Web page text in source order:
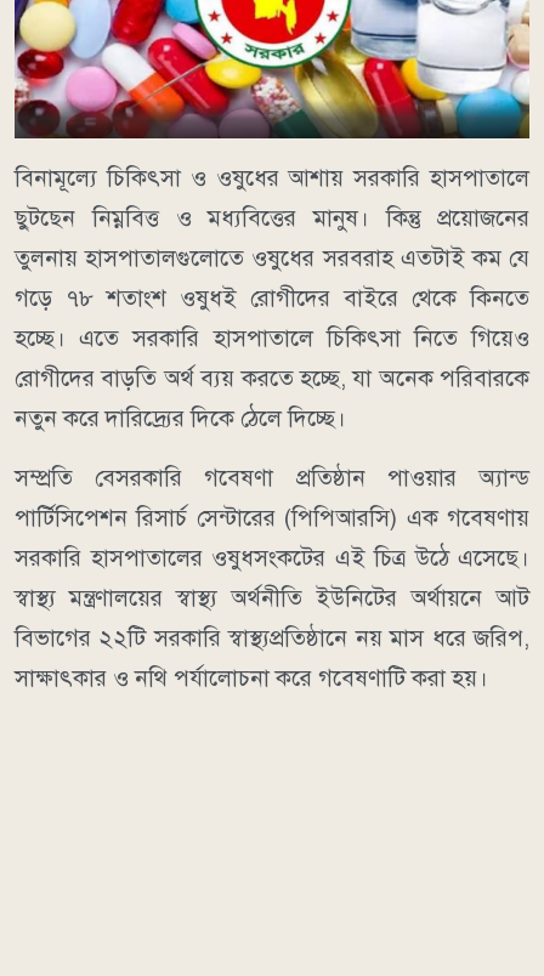
বিনামূল্যে চিকিৎসা ও ওষুধের আশায় সরকারি হাসপাতালে
ছুটছেন নিম্নবিত্ত ও মধ্যবিত্তের মানুষ। কিন্তু প্রয়োজনের
তুলনায় হাসপাতালগুলোতে ওষুধের সরবরাহ এতটাই কম যে
গড়ে ৭৮ শতাংশ ওষুধই রোগীদের বাইরে থেকে কিনতে
হচ্ছে। এতে সরকারি হাসপাতালে চিকিৎসা নিতে গিয়েও
রোগীদের বাড়তি অর্থ ব্যয় করতে হচ্ছে, যা অনেক পরিবারকে
নতুন করে দারিদ্র্যের দিকে ঠেলে দিচ্ছে।
সম্প্রতি বেসরকারি গবেষণা প্রতিষ্ঠান পাওয়ার অ্যান্ড
পার্টিসিপেশন রিসার্চ সেন্টারের (পিপিআরসি) এক গবেষণায়
সরকারি হাসপাতালের ওষুধসংকটের এই চিত্র উঠে এসেছে।
স্বাস্থ্য মন্ত্রণালয়ের স্বাস্থ্য অর্থনীতি ইউনিটের অর্থায়নে আট
বিভাগের ২২টি সরকারি স্বাস্থ্যপ্রতিষ্ঠানে নয় মাস ধরে জরিপ,
সাক্ষাৎকার ও নথি পর্যালোচনা করে গবেষণাটি করা হয়।